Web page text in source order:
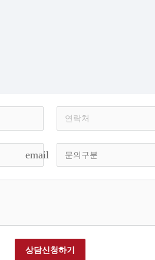
email
상담신청하기